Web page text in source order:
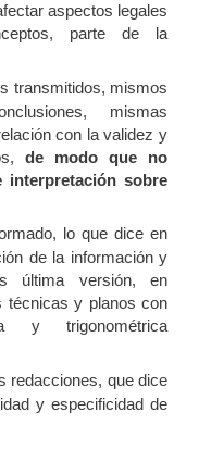
aspectos legales
parte de la
transmitidos, mismos
mismas
con la validez y
de modo que no
interpretación sobre
lo que dice en
de la información y
última versión, en
técnicas y planos con
y trigonométrica
redacciones, que dice
y especificidad de